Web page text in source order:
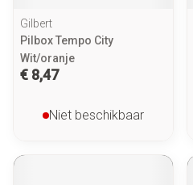
Gilbert
Pilbox Tempo City
Wit/oranje
€ 8,47
Niet beschikbaar